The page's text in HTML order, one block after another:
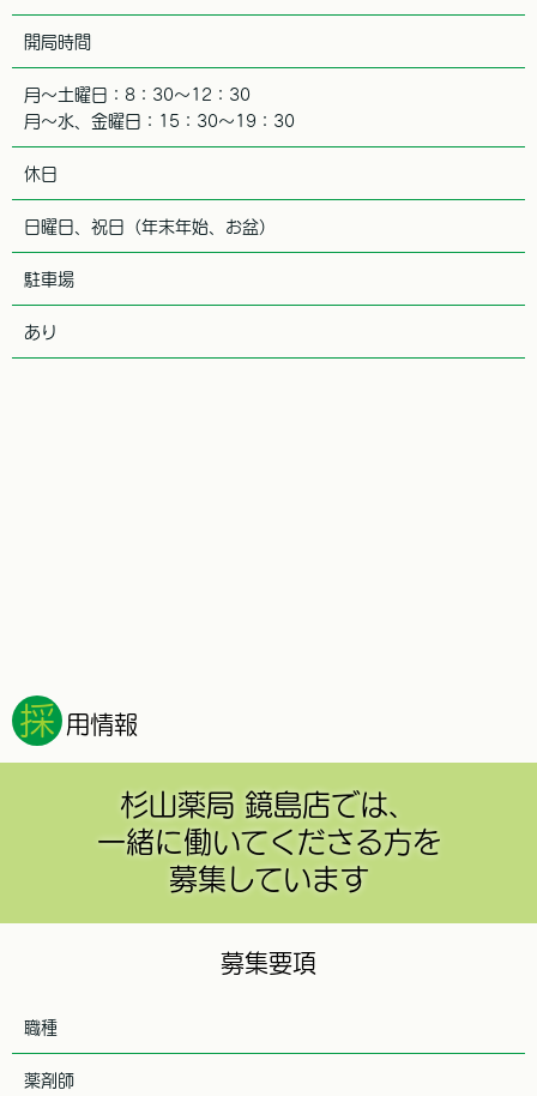
開局時間
月～土曜日：8：30～12：30
月～水、金曜日：15：30～19：30
休日
日曜日、祝日（年末年始、お盆）
駐車場
あり
採 用情報
杉山薬局 鏡島店では、
一緒に働いてくださる方を
募集しています
募集要項
職種
薬剤師